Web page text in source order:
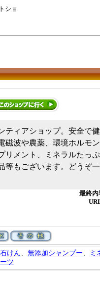
ショ
ティアショップ。安全で
磁波や農薬、環境ホルモ
リメント、ミネラルたっ
もございます。どうぞ
最終内
けん、 無添加シャンプー、 ミ
ツ